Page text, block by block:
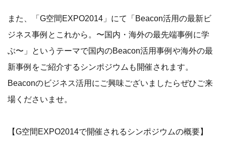
また、「G空間EXPO2014」にて「Beacon活用の最新ビ
ジネス事例とこれから。〜国内・海外の最先端事例に学
ぶ〜」というテーマで国内のBeacon活用事例や海外の最
新事例をご紹介するシンポジウムも開催されます。
Beaconのビジネス活用にご興味ございましたらぜひご来
場くださいませ。
【G空間EXPO2014で開催されるシンポジウムの概要】